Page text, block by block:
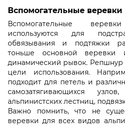
Вспомогательные веревки
Вспомогательные
используются для
обвязывания и подтяжки
тоньше основной
динамический рывок. Репшнур
цели использования.
подходит для петель и
самозатягивающихся
альпинистских лестниц,
Важно помнить, что не
веревки для всех видов